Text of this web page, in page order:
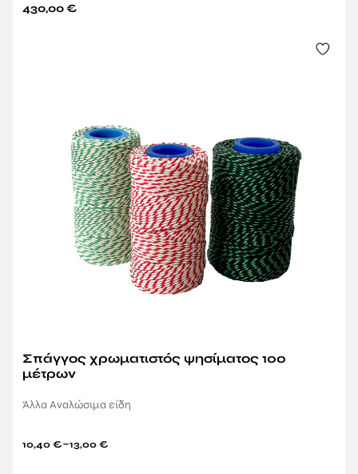
430,00€
Σπάγγος χρωματιστός ψησίματος 100
μέτρων
Άλλα Αναλώσιμα είδη
10,40 €–13,00 €